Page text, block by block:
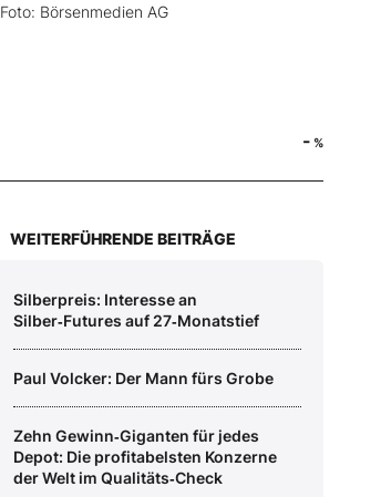
Foto: Börsenmedien AG
- %
WEITERFÜHRENDE BEITRÄGE
Silberpreis: Interesse an
Silber‑Futures auf 27‑Monatstief
Paul Volcker: Der Mann fürs Grobe
Zehn Gewinn‑Giganten für jedes
Depot: Die profitabelsten Konzerne
der Welt im Qualitäts‑Check